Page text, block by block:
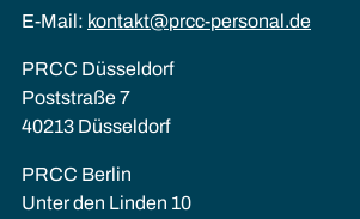
E-Mail: kontakt@prcc-personal.de
PRCC Düsseldorf
Poststraße 7
40213 Düsseldorf
PRCC Berlin
Unter den Linden 10